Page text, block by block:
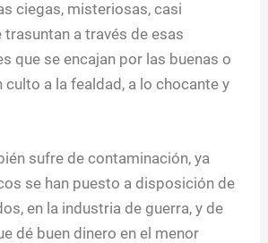
ciegas, misteriosas, casi
trasuntan a través de esas
que se encajan por las buenas o
culto a la fealdad, a lo chocante y
sufre de contaminación, ya
se han puesto a disposición de
en la industria de guerra, y de
dé buen dinero en el menor